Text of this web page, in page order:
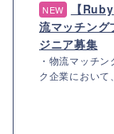
NEW
【
流マッチング
ジニア募集
・物流マッチ
ク企業において